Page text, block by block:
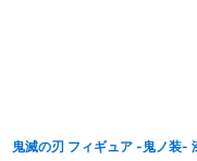
鬼滅の刃 フィギュア -鬼ノ装-